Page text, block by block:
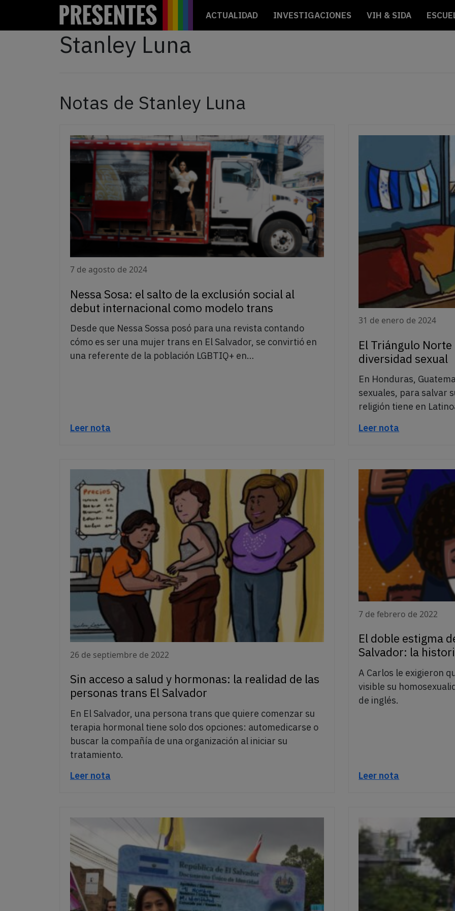
ACTUALIDAD INVESTIGACIONES VIH & SIDA
Stanley Luna
Notas de Stanley Luna
7 de agosto de 2024
Nessa Sosa: el salto de la exclusión social al
debut internacional como modelo trans
Desde que Nessa Sossa posó para una revista contando
cómo es ser una mujer trans en El Salvador, se convirtió en
una referente de la población LGBTIQ+ en…
Leer nota
31 de enero de 2024
El Triángulo
diversidad sexual
En Honduras,
sexuales, para salvar
religión tiene en
Leer nota
26 de septiembre de 2022
Sin acceso a salud y hormonas: la realidad de las
personas trans El Salvador
En El Salvador, una persona trans que quiere comenzar su
terapia hormonal tiene solo dos opciones: automedicarse o
buscar la compañía de una organización al iniciar su
tratamiento.
Leer nota
7 de febrero de 2022
El doble estigma
Salvador: la
A Carlos le exigieron
visible su
de inglés.
Leer nota